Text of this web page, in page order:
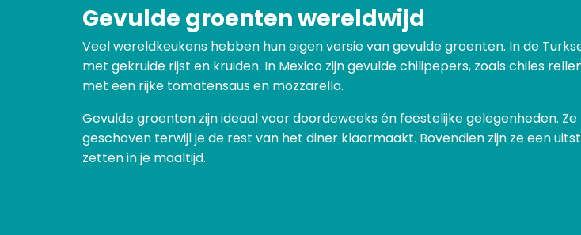
Gevulde groenten wereldwijd
Veel wereldkeukens hebben hun eigen versie van gevulde groenten. In de
met gekruide rijst en kruiden. In Mexico zijn gevulde chilipepers, zoals chiles
met een rijke tomatensaus en mozzarella.
Gevulde groenten zijn ideaal voor doordeweeks én feestelijke gelegenheden.
geschoven terwijl je de rest van het diner klaarmaakt. Bovendien zijn ze een
zetten in je maaltijd.